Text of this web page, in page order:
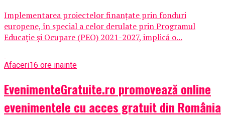
Implementarea proiectelor finanțate prin fonduri
europene, în special a celor derulate prin Programul
Educație și Ocupare (PEO) 2021-2027, implică o...
Afaceri16 ore inainte
EvenimenteGratuite.ro promovează online
evenimentele cu acces gratuit din România